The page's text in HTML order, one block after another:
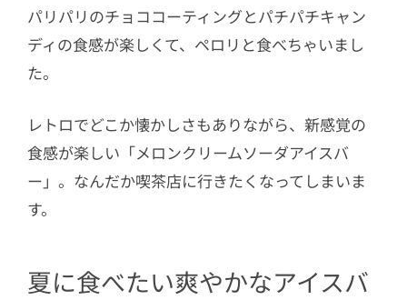
パリパリのチョココーティングとパチパチキャン
ディの食感が楽しくて、ペロリと食べちゃいまし
た。
レトロでどこか懐かしさもありながら、新感覚の
食感が楽しい「メロンクリームソーダアイスバ
ー」。なんだか喫茶店に行きたくなってしまいま
す。
夏に食べたい爽やかなアイスバ